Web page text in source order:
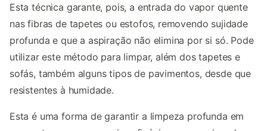
Esta técnica garante, pois, a entrada do vapor quente
nas fibras de tapetes ou estofos, removendo sujidade
profunda e que a aspiração não elimina por si só. Pode
utilizar este método para limpar, além dos tapetes e
sofás, também alguns tipos de pavimentos, desde que
resistentes à humidade.
Esta é uma forma de garantir a limpeza profunda em